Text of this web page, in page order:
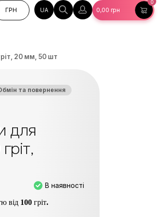
ГРН
UA 0,00 грн
0
20 мм, 50 шт
та повернення
для
В наявності
від 100 гріт.